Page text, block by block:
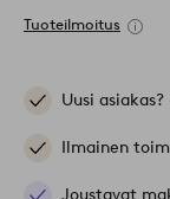
Tuoteilmoitus
Uusi asiakas?
Ilmainen